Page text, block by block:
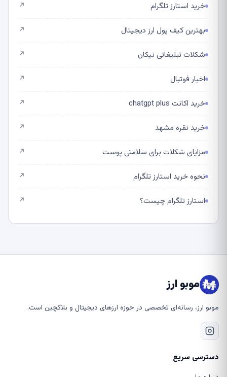
خرید استارز تلگرام ↗
بهترین کیف پول ارز دیجیتال ↗
شکلات تبلیغاتی نیکان ↗
اخبار فوتبال ↗
خرید اکانت chatgpt plus ↗
خرید نقره مشهد ↗
مزایای شکلات برای سلامتی پوست ↗
نحوه خرید استارز تلگرام ↗
استارز تلگرام چیست؟ ↗
موبو ارز
موبو ارز، رسانه‌ای تخصصی در حوزه ارزهای دیجیتال و بلاکچین است.
دسترسی سریع